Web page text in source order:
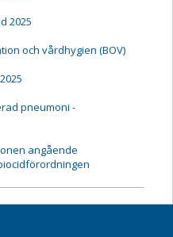
2025
och vårdhygien (BOV)
pneumoni -
angående